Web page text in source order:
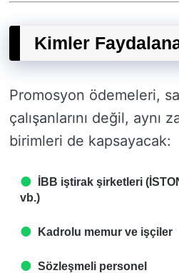
Kimler
Promosyon ödemeleri,
çalışanlarını değil, aynı
birimleri de kapsayacak:
İBB iştirak şirketleri
vb.)
Kadrolu memur ve işçiler
Sözleşmeli personel